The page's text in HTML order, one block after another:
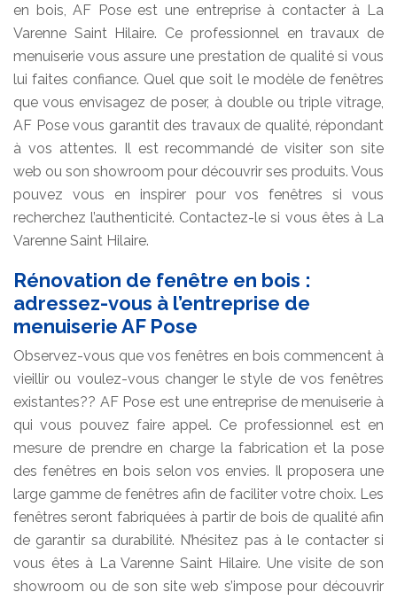
en bois, AF Pose est une entreprise à contacter à La
Varenne Saint Hilaire. Ce professionnel en travaux de
menuiserie vous assure une prestation de qualité si vous
lui faites confiance. Quel que soit le modèle de fenêtres
que vous envisagez de poser, à double ou triple vitrage,
AF Pose vous garantit des travaux de qualité, répondant
à vos attentes. Il est recommandé de visiter son site
web ou son showroom pour découvrir ses produits. Vous
pouvez vous en inspirer pour vos fenêtres si vous
recherchez l’authenticité. Contactez-le si vous êtes à La
Varenne Saint Hilaire.
Rénovation de fenêtre en bois :
adressez-vous à l’entreprise de
menuiserie AF Pose
Observez-vous que vos fenêtres en bois commencent à
vieillir ou voulez-vous changer le style de vos fenêtres
existantes?? AF Pose est une entreprise de menuiserie à
qui vous pouvez faire appel. Ce professionnel est en
mesure de prendre en charge la fabrication et la pose
des fenêtres en bois selon vos envies. Il proposera une
large gamme de fenêtres afin de faciliter votre choix. Les
fenêtres seront fabriquées à partir de bois de qualité afin
de garantir sa durabilité. N’hésitez pas à le contacter si
vous êtes à La Varenne Saint Hilaire. Une visite de son
showroom ou de son site web s’impose pour découvrir